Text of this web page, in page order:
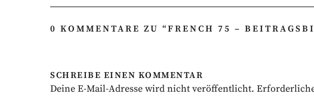
0 KOMMENTARE ZU “FRENCH 75 –
SCHREIBE EINEN KOMMENTAR
Deine E-Mail-Adresse wird nicht veröffentlicht.